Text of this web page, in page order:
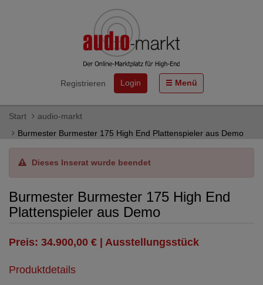
Registrieren Login Menü
Start
audio-markt
Burmester Burmester 175 High End Plattenspieler aus Demo
Dieses Inserat wurde beendet
Burmester Burmester 175 High End
Plattenspieler aus Demo
Preis: 34.900,00 € | Ausstellungsstück
Produktdetails